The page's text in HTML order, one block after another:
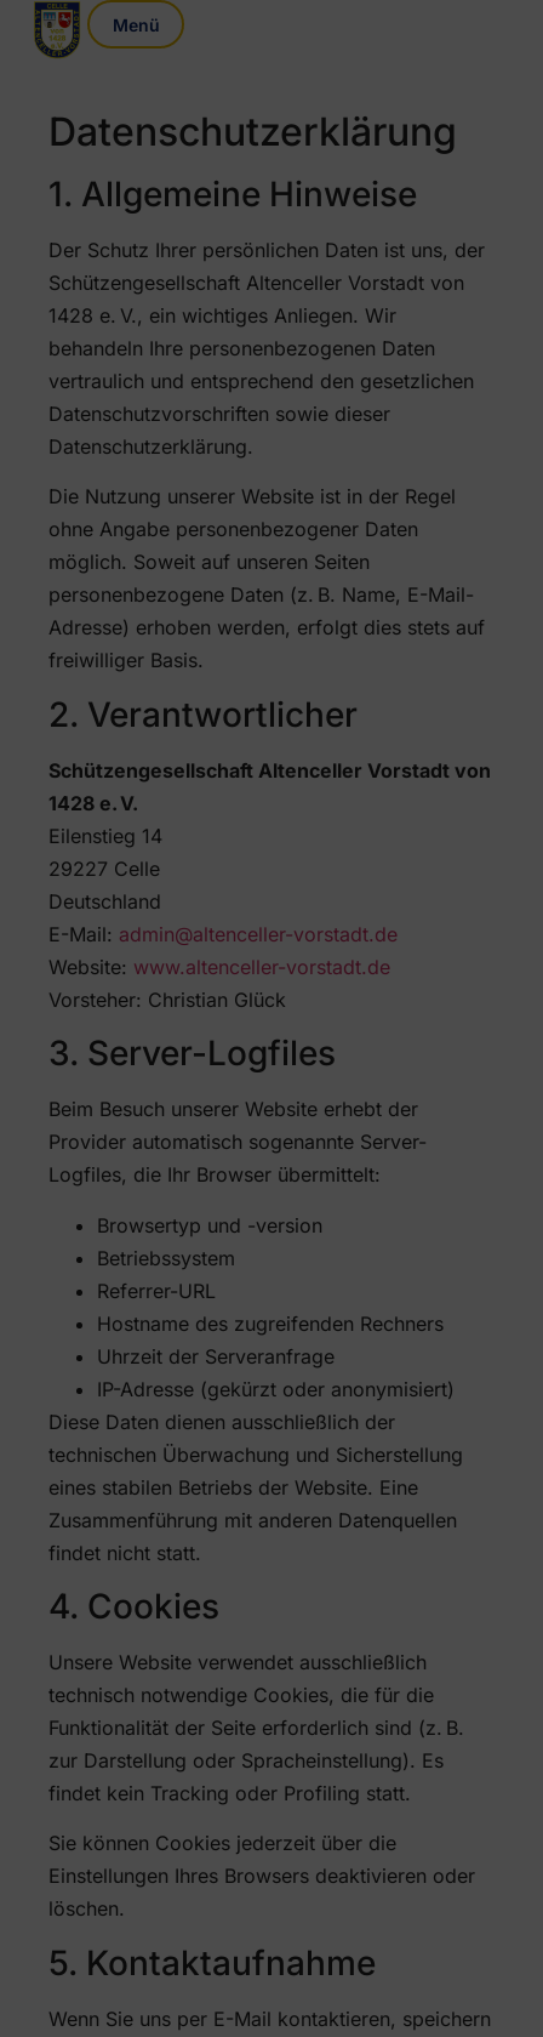
Datenschutzerklärung
1. Allgemeine Hinweise
Der Schutz Ihrer persönlichen Daten ist uns, der
Schützengesellschaft Altenceller Vorstadt von
1428 e. V., ein wichtiges Anliegen. Wir
behandeln Ihre personenbezogenen Daten
vertraulich und entsprechend den gesetzlichen
Datenschutzvorschriften sowie dieser
Datenschutzerklärung.
Die Nutzung unserer Website ist in der Regel
ohne Angabe personenbezogener Daten
möglich. Soweit auf unseren Seiten
personenbezogene Daten (z. B. Name, E-Mail-
Adresse) erhoben werden, erfolgt dies stets auf
freiwilliger Basis.
2. Verantwortlicher
Schützengesellschaft Altenceller Vorstadt von
1428 e. V.
Eilenstieg 14
29227 Celle
Deutschland
E-Mail: admin@altenceller-vorstadt.de
Website: www.altenceller-vorstadt.de
Vorsteher: Christian Glück
3. Server-Logfiles
Beim Besuch unserer Website erhebt der
Provider automatisch sogenannte Server-
Logfiles, die Ihr Browser übermittelt:
Browsertyp und -version
Betriebssystem
Referrer-URL
Hostname des zugreifenden Rechners
Uhrzeit der Serveranfrage
IP-Adresse (gekürzt oder anonymisiert)
Diese Daten dienen ausschließlich der
technischen Überwachung und Sicherstellung
eines stabilen Betriebs der Website. Eine
Zusammenführung mit anderen Datenquellen
findet nicht statt.
4. Cookies
Unsere Website verwendet ausschließlich
technisch notwendige Cookies, die für die
Funktionalität der Seite erforderlich sind (z. B.
zur Darstellung oder Spracheinstellung). Es
findet kein Tracking oder Profiling statt.
Sie können Cookies jederzeit über die
Einstellungen Ihres Browsers deaktivieren oder
löschen.
5. Kontaktaufnahme
Wenn Sie uns per E-Mail kontaktieren, speichern